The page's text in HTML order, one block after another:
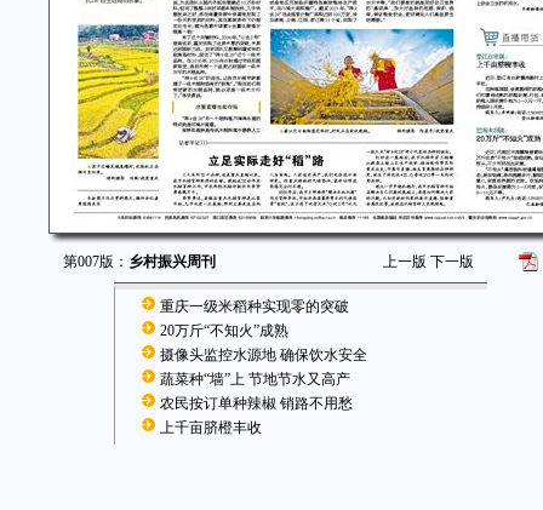
第007版： 乡村振兴周刊 上一版 下一版
重庆一级米稻种实现零的突破
20万斤“不知火”成熟
摄像头监控水源地 确保饮水安全
蔬菜种“墙”上 节地节水又高产
农民按订单种辣椒 销路不用愁
上千亩脐橙丰收